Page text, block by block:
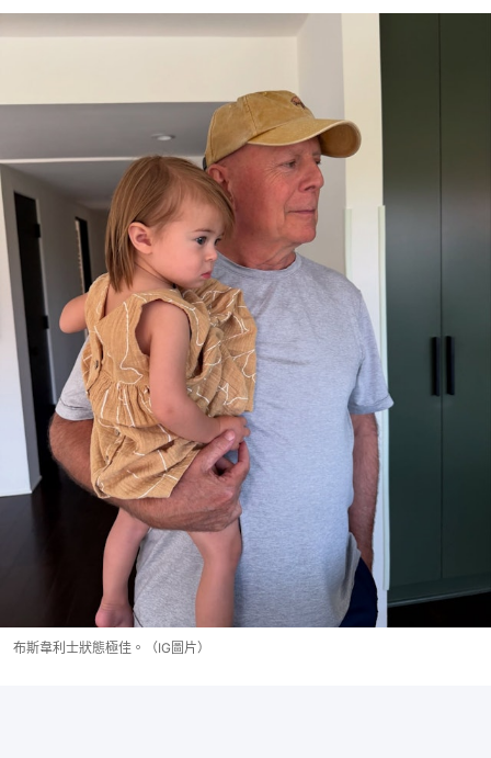
布斯韋利士狀態極佳。（IG圖片）